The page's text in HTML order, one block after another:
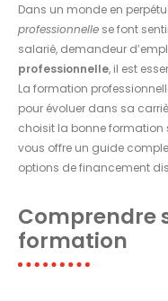
Dans un monde en
professionnelle se font
salarié, demandeur
professionnelle, il est
La formation
pour évoluer dans sa
choisit la bonne formation
vous offre un guide
options de financement
Comprendre
formation